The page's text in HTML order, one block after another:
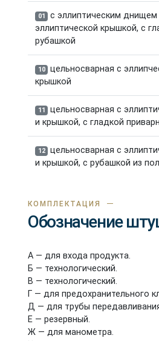
01 с эллиптическим
эллиптической крышкой, с
рубашкой
10 цельносварная с
крышкой
11 цельносварная с
и крышкой, с гладкой
12 цельносварная с
и крышкой, с рубашкой из
КОМПЛЕКТАЦИЯ
Обозначение
А — для входа продукта.
Б — технологический.
В — технологический.
Г — для предохранительного
Д — для трубы
Е — резервный.
Ж — для манометра.